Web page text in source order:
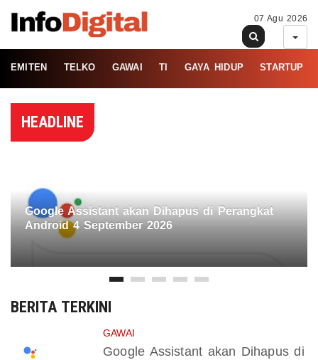
07 Agu 2026
EMITEN TELKO GAWAI TI GAYA HIDUP STARTUP
HEADLINE
Google Assistant akan Dihapus di Perangkat
Android 4 September 2026
BERITA TERKINI
GAWAI
Google Assistant akan Dihapus di